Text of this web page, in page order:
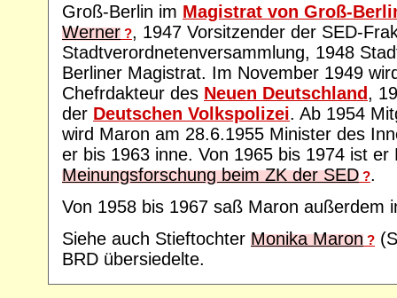
Groß-Berlin im Magistrat von Groß-
Werner ?, 1947 Vorsitzender der SED-
Stadtverordnetenversammlung, 1948
Berliner Magistrat. Im November 1949
Chefrdakteur des Neuen Deutschland,
der Deutschen Volkspolizei. Ab 1954
wird Maron am 28.6.1955 Minister des
er bis 1963 inne. Von 1965 bis 1974 ist
Meinungsforschung beim ZK der SED ?.
Von 1958 bis 1967 saß Maron außerdem
Siehe auch Stieftochter Monika Maron ?
BRD übersiedelte.